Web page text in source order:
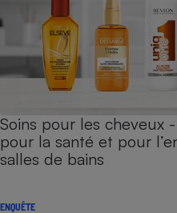
Soins pour les cheveux
pour la santé et pour
salles de bains
ENQUÊTE